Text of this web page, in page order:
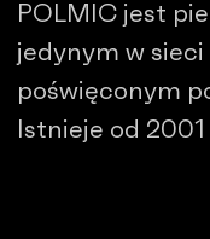
POLMIC jest
jedynym w
poświęconym
Istnieje od